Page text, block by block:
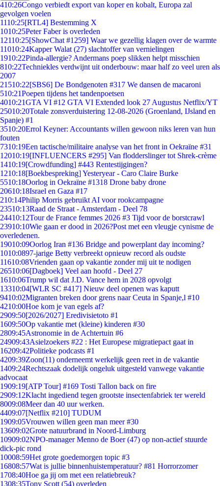
410:26Congo verbiedt export van koper en kobalt, Europa zal
gevolgen voelen
1110:25[RTL4] Bestemming X
1010:25Peter Faber is overleden
12110:25[ShowChat #1259] Waar we gezellig klagen over de warmte
11010:24Kapper Walat (27) slachtoffer van vernielingen
1910:22Pinda-allergie? Andermans poep slikken helpt misschien
810:22Techniekles verdwijnt uit onderbouw: maar half zo veel uren als
2007
21510:22[SBS6] De Bondgenoten #317 We dansen de macaroni
510:21Poepen tijdens het tandenpoetsen
4010:21GTA VI #12 GTA VI Extended look 27 Augustus Netflix/YT
25010:20Totale zonsverduistering 12-08-2026 (Groenland, IJsland en
Spanje) #1
3510:20Errol Keyner: Accountants willen gewoon niks leren van hun
fouten
7310:19Een tactische/militaire analyse van het front in Oekraïne #31
12010:19[INFLUENCERS #295] Van flodderslinger tot Shrek-crème
1410:19[Crowdfunding] #443 Rentestijgingen?
1210:18[Boekbespreking] Yesteryear - Caro Claire Burke
5510:18Oorlog in Oekraïne #1318 Drone baby drone
20610:18Israel en Gaza #17
210:14Philip Morris gebruikt AI voor rookcampagne
23510:13Raad de Straat - Amsterdam - Deel 78
24410:12Tour de France femmes 2026 #3 Tijd voor de borstcrawl
23910:10Wie gaan er dood in 2026?Post met een vleugje cynisme de
overledenen.
19010:09Oorlog Iran #136 Bridge and powerplant day incoming?
1010:0897-jarige Betty verbreekt opnieuw record als oudste
11610:08Vrienden gaan op vakantie zonder mij uit te nodigen
26510:06[Dagboek] Veel aan hoofd - Deel 27
1610:06Trump wil dat J.D. Vance hem in 2028 opvolgt
13310:04[WLR SC #417] Nieuw deel openen was kaputt
9410:02Migranten breken door grens naar Ceuta in Spanje,l #10
4210:00Hoe kom je van egels af?
2909:50[2026/2027] Eredivisietoto #1
1609:50Op vakantie met (kleine) kinderen #30
2809:45Astronomie in de Achtertuin #6
24909:43Asielzoekers #22 : Het Europese migratiepact gaat in
16209:42Politieke podcasts #1
4209:39Zoon(11) onderneemt werkelijk geen reet in de vakantie
1409:24Rechtszaak dodelijk ongeluk uitgesteld vanwege vakantie
advocaat
1909:19[ATP Tour] #169 Tosti Tallon back on fire
2909:12Klacht ingediend tegen grootste insectenfabriek ter wereld
8009:08Meer dan 40 uur werken.
4409:07[Netflix #210] TUDUM
1909:05Vrouwen willen geen man meer #30
13609:02Grote natuurbrand in Noord-Limburg
10909:02NPO-manager Menno de Boer (47) op non-actief stuurde
dick-pic rond
10008:59Het grote goedemorgen topic #3
16808:57Wat is jullie binnenhuistemperatuur? #81 Horrorzomer
1708:40Hoe ga jij om met een relatiebreuk?
1308:35Tony Scott (54) overleden